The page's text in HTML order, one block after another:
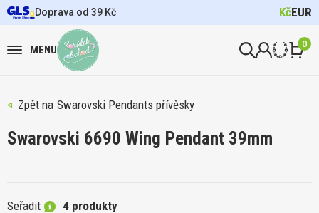
Doprava od 39 Kč KčEUR
MENU 0
Swarovski Pendants přívěsky
Swarovski 6690 Wing Pendant 39mm
Seřadit 4 produkty